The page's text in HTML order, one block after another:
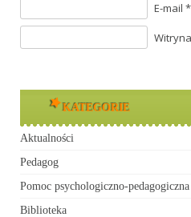
E-mail *
KATEGORIE
Aktualności
Pedagog
Pomoc psychologiczno-pedagogiczna
Biblioteka